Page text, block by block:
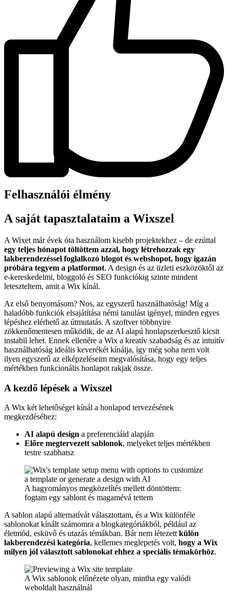
Felhasználói élmény
A saját tapasztalataim a Wixszel
A Wixet már évek óta használom kisebb projektekhez – de ezúttal
egy teljes hónapot töltöttem azzal, hogy létrehozzak egy
lakberendezéssel foglalkozó blogot és webshopot, hogy igazán
próbára tegyem a platformot. A design és az üzleti eszközöktől az
e-kereskedelmi, bloggoló és SEO funkciókig szinte mindent
leteszteltem, amit a Wix kínál.
Az első benyomásom? Nos, az egyszerű használhatóság! Míg a
haladóbb funkciók elsajátítása némi tanulást igényel, minden egyes
lépéshez elérhető az útmutatás. A szoftver többnyire
zökkenőmentesen működik, de az AI alapú honlapszerkesztő kicsit
instabil lehet. Ennek ellenére a Wix a kreatív szabadság és az intuitív
használhatóság ideális keverékét kínálja, így még soha nem volt
ilyen egyszerű az elképzeléseim megvalósítása, hogy egy teljes
mértékben funkcionális honlapot rakjak össze.
A kezdő lépések a Wixszel
A Wix két lehetőséget kínál a honlapod tervezésének
megkezdéséhez:
AI alapú design a preferenciáid alapján
Előre megtervezett sablonok, melyeket teljes mértékben
testre szabhatsz
A hagyományos megközelítés mellett döntöttem:
fogtam egy sablont és magamévá tettem
A sablon alapú alternatívát választottam, és a Wix különféle
sablonokat kínált számomra a blogkategóriákból, például az
életmód, esküvő és utazás témákban. Bár nem létezett külön
lakberendezési kategória, kellemes meglepetés volt, hogy a Wix
milyen jól választott sablonokat ehhez a speciális témakörhöz.
A Wix sablonok előnézete olyan, mintha egy valódi
weboldalt használnál